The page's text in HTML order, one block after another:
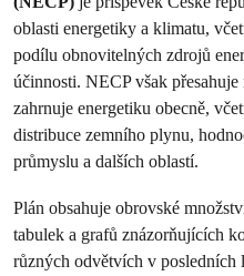
oblasti energetiky a klimatu,
podílu obnovitelných zdrojů
účinnosti. NECP však
zahrnuje energetiku obecně,
distribuce zemního plynu,
průmyslu a dalších oblastí.
Plán obsahuje obrovské
tabulek a grafů znázorňujících
různých odvětvích v posledních